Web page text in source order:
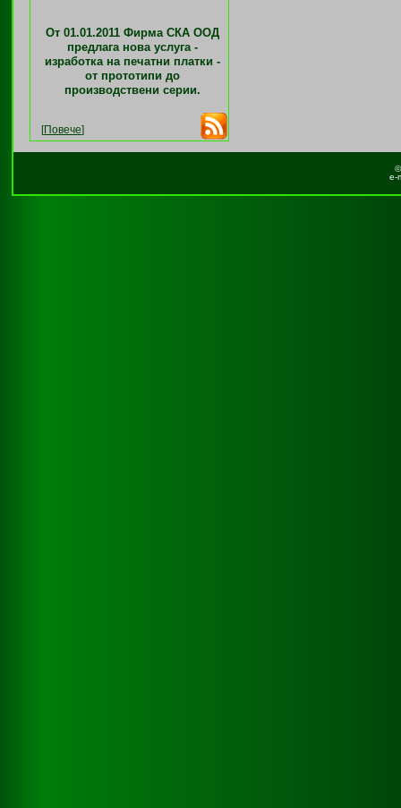
От 01.01.2011 Фирма СКА ООД
предлага нова услуга -
изработка на печатни платки -
от прототипи до
производствени серии.
[Повече]
e-